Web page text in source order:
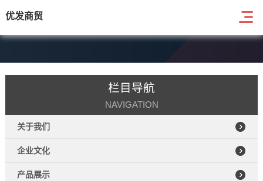
优发商贸
栏目导航
NAVIGATION
关于我们
企业文化
产品展示